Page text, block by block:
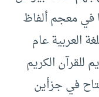
في معجم ألفاظ
العربية عام
للقرآن الكريم
في جزأين